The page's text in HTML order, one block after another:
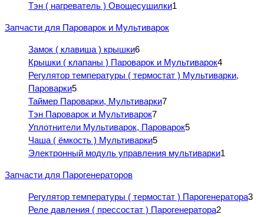
Тэн ( нагреватель ) Овощесушилки1
Запчасти для Пароварок и Мультиварок
Замок ( клавиша ) крышки6
Крышки ( клапаны ) Пароварок и Мультиварок4
Регулятор температуры ( термостат ) Мультиварки,
Пароварки5
Таймер Пароварки, Мультиварки7
Тэн Пароварок и Мультиварок7
Уплотнители Мультиварок, Пароварок5
Чаша ( ёмкость ) Мультиварки5
Электронный модуль управления мультиварки1
Запчасти для Парогенераторов
Регулятор температуры ( термостат ) Парогенератора3
Реле давления ( прессостат ) Парогенератора2